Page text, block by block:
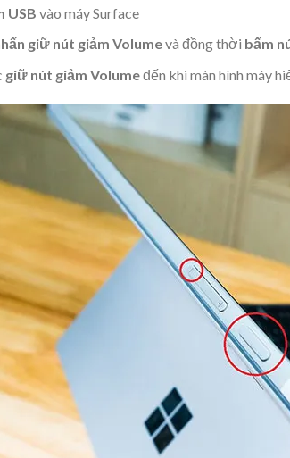
USB vào máy Surface
giữ nút giảm Volumevà đồng thời bấm
giữ nút giảm Volumeđến khi màn hình máy